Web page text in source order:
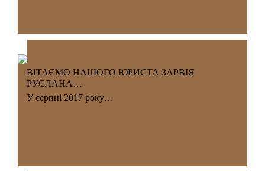
ВІТАЄМО НАШОГО ЮРИСТА ЗАРВІЯ
РУСЛАНА…
У серпні 2017 року…